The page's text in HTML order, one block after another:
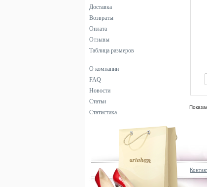
Доставка
Возвраты
Оплата
Отзывы
Таблица размеров
О компании
FAQ
Новости
Статьи
Статистика